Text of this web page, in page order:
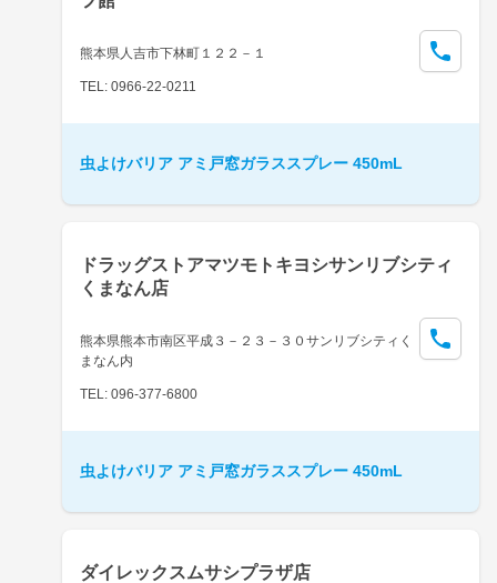
熊本県人吉市下林町１２２－１
TEL: 0966-22-0211
虫よけバリア アミ戸窓ガラススプレー 450mL
ドラッグストアマツモトキヨシサンリブシティ
くまなん店
熊本県熊本市南区平成３－２３－３０サンリブシティく
まなん内
TEL: 096-377-6800
虫よけバリア アミ戸窓ガラススプレー 450mL
ダイレックスムサシプラザ店